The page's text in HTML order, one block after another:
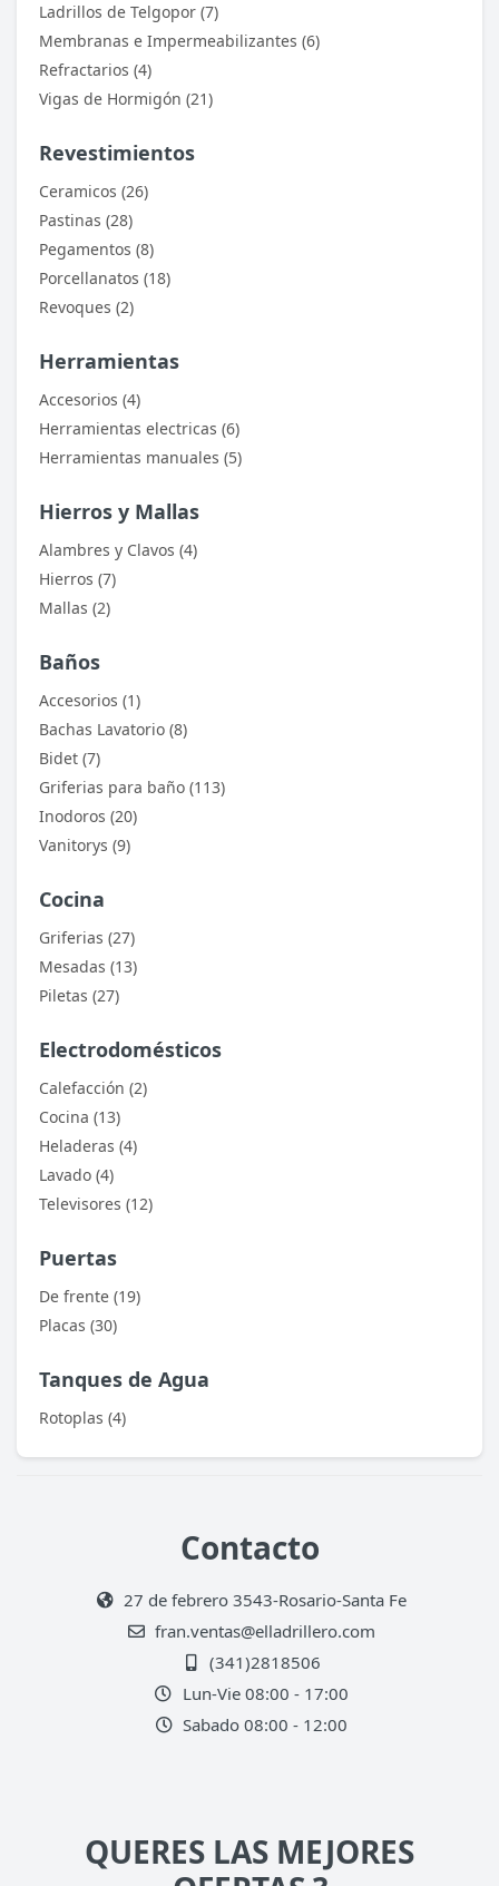
Ladrillos de Telgopor (7)
Membranas e Impermeabilizantes (6)
Refractarios (4)
Vigas de Hormigón (21)
Revestimientos
Ceramicos (26)
Pastinas (28)
Pegamentos (8)
Porcellanatos (18)
Revoques (2)
Herramientas
Accesorios (4)
Herramientas electricas (6)
Herramientas manuales (5)
Hierros y Mallas
Alambres y Clavos (4)
Hierros (7)
Mallas (2)
Baños
Accesorios (1)
Bachas Lavatorio (8)
Bidet (7)
Griferias para baño (113)
Inodoros (20)
Vanitorys (9)
Cocina
Griferias (27)
Mesadas (13)
Piletas (27)
Electrodomésticos
Calefacción (2)
Cocina (13)
Heladeras (4)
Lavado (4)
Televisores (12)
Puertas
De frente (19)
Placas (30)
Tanques de Agua
Rotoplas (4)
Contacto
27 de febrero 3543-Rosario-Santa Fe
fran.ventas@elladrillero.com
(341)2818506
Lun-Vie 08:00 - 17:00
Sabado 08:00 - 12:00
QUERES LAS MEJORES